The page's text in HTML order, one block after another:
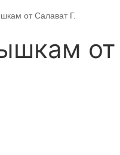
от Салават Г.
от